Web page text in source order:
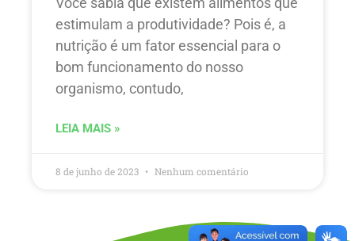
estimulam a produtividade? Pois é, a
nutrição é um fator essencial para o
bom funcionamento do nosso
organismo, contudo,
LEIA MAIS »
8 de junho de 2023 Nenhum comentário